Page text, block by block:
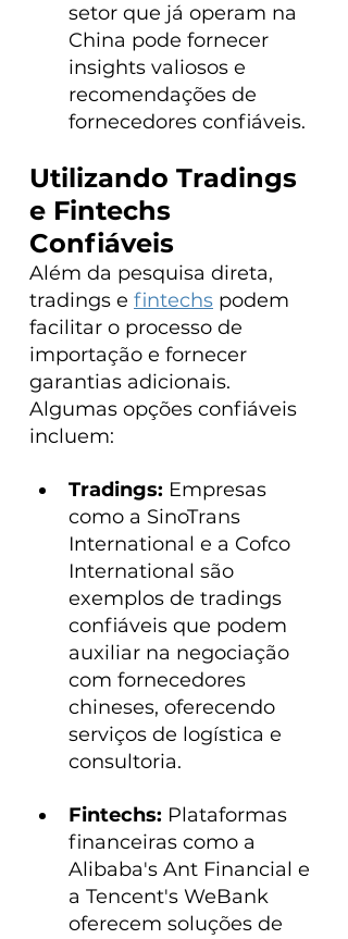
setor que já operam na
China pode fornecer
insights valiosos e
recomendações de
fornecedores confiáveis.
Utilizando Tradings
e Fintechs
Confiáveis
Além da pesquisa direta,
tradings e fintechs podem
facilitar o processo de
importação e fornecer
garantias adicionais.
Algumas opções confiáveis
incluem:
Tradings: Empresas
como a SinoTrans
International e a Cofco
International são
exemplos de tradings
confiáveis que podem
auxiliar na negociação
com fornecedores
chineses, oferecendo
serviços de logística e
consultoria.
Fintechs: Plataformas
financeiras como a
Alibaba's Ant Financial e
a Tencent's WeBank
oferecem soluções de